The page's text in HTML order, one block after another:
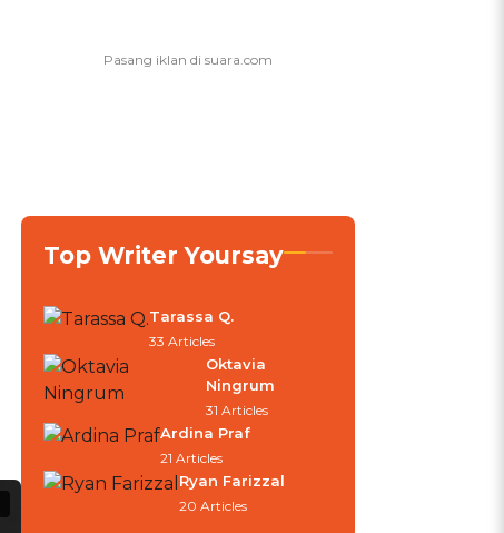
Top Writer Yoursay
Tarassa Q.
33 Articles
Oktavia
Ningrum
31 Articles
Ardina Praf
21 Articles
Ryan Farizzal
20 Articles